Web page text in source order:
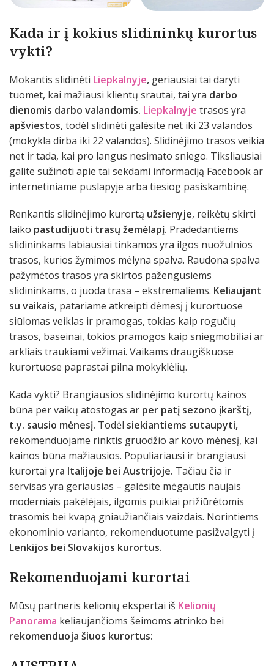
Kada ir į kokius slidininkų kurortus
vykti?
Mokantis slidinėti Liepkalnyje, geriausiai tai daryti
tuomet, kai mažiausi klientų srautai, tai yra darbo
dienomis darbo valandomis. Liepkalnyje trasos yra
apšviestos, todėl slidinėti galėsite net iki 23 valandos
(mokykla dirba iki 22 valandos). Slidinėjimo trasos veikia
net ir tada, kai pro langus nesimato sniego. Tiksliausiai
galite sužinoti apie tai sekdami informaciją Facebook ar
internetiniame puslapyje arba tiesiog pasiskambinę.
Renkantis slidinėjimo kurortą užsienyje, reikėtų skirti
laiko pastudijuoti trasų žemėlapį. Pradedantiems
slidininkams labiausiai tinkamos yra ilgos nuožulnios
trasos, kurios žymimos mėlyna spalva. Raudona spalva
pažymėtos trasos yra skirtos pažengusiems
slidininkams, o juoda trasa – ekstremaliems. Keliaujant
su vaikais, patariame atkreipti dėmesį į kurortuose
siūlomas veiklas ir pramogas, tokias kaip rogučių
trasos, baseinai, tokios pramogos kaip sniegmobiliai ar
arkliais traukiami vežimai. Vaikams draugiškuose
kurortuose paprastai pilna mokyklėlių.
Kada vykti? Brangiausios slidinėjimo kurortų kainos
būna per vaikų atostogas ar per patį sezono įkarštį,
t.y. sausio mėnesį. Todėl siekiantiems sutaupyti,
rekomenduojame rinktis gruodžio ar kovo mėnesį, kai
kainos būna mažiausios. Populiariausi ir brangiausi
kurortaiyra Italijoje bei Austrijoje. Tačiau čia ir
servisas yra geriausias – galėsite mėgautis naujais
moderniais pakėlėjais, ilgomis puikiai prižiūrėtomis
trasomis bei kvapą gniaužiančiais vaizdais. Norintiems
ekonominio varianto, rekomenduotume pasižvalgyti į
Lenkijos bei Slovakijos kurortus.
Rekomenduojami kurortai
Mūsų partneris kelionių ekspertai iš Kelionių
Panorama keliaujančioms šeimoms atrinko bei
rekomenduoja šiuos kurortus: